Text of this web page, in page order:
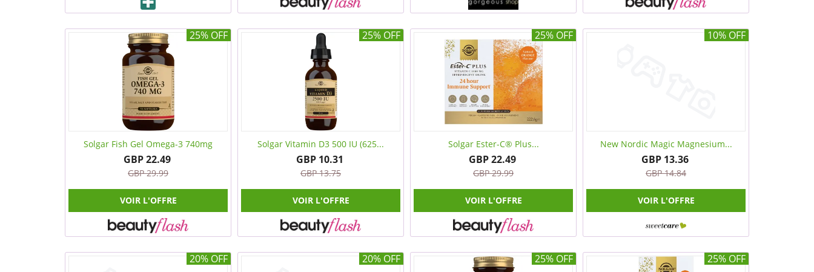
25% OFF
Solgar Fish Gel Omega-3 740mg
GBP 22.49
GBP 29.99
VOIR L'OFFRE
25% OFF
Solgar Vitamin D3 500 IU (625...
GBP 10.31
GBP 13.75
VOIR L'OFFRE
25% OFF
Solgar Ester-C® Plus...
GBP 22.49
GBP 29.99
VOIR L'OFFRE
10% OFF
New Nordic Magic Magnesium...
GBP 13.36
GBP 14.84
VOIR L'OFFRE
20% OFF 20% OFF 25% OFF 25% OFF